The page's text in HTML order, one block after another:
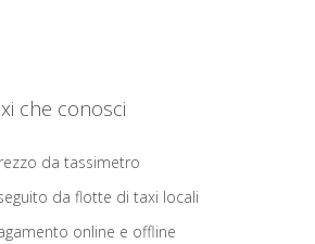
che conosci
da tassimetro
da flotte di taxi locali
online e offline